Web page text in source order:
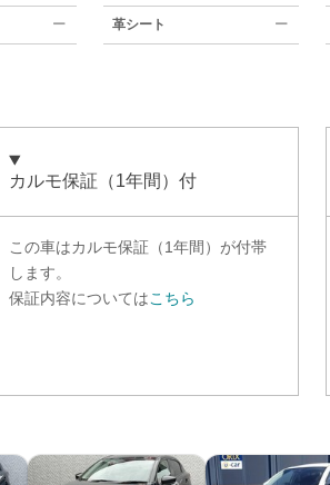
ー 革シート ー
カルモ保証（1年間）付
この車はカルモ保証（1年間） が付帯
します。
保証内容についてはこちら